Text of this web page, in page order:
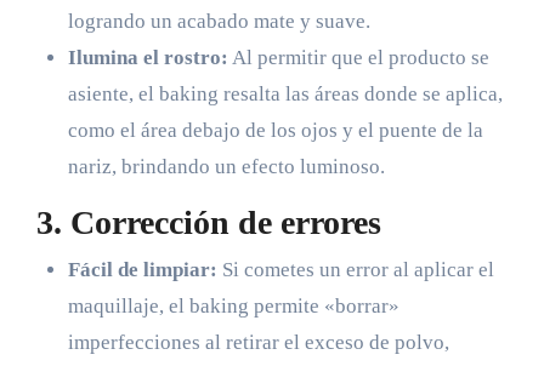
logrando un acabado mate y suave.
Ilumina el rostro: Al permitir que el producto se
asiente, el baking resalta las áreas donde se aplica,
como el área debajo de los ojos y el puente de la
nariz, brindando un efecto luminoso.
3. Corrección de errores
Fácil de limpiar: Si cometes un error al aplicar el
maquillaje, el baking permite «borrar»
imperfecciones al retirar el exceso de polvo,